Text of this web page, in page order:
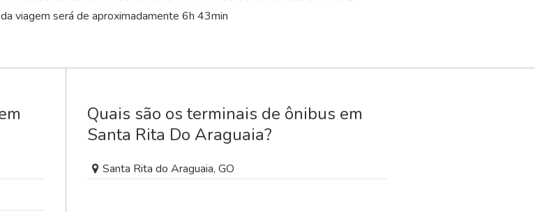
viagem será de aproximadamente 6h 43min
Quais são os terminais de ônibus em
Santa Rita Do Araguaia?
Santa Rita do Araguaia, GO